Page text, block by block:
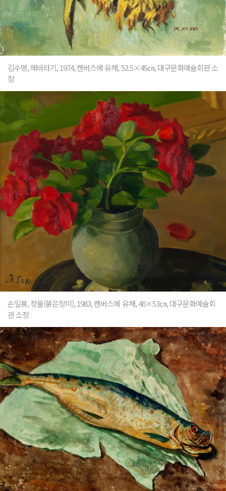
김수명, 해바라기, 1974, 캔버스에 유채, 52.5×45㎝, 대구문화예술회관 소
장
손일봉, 정물(붉은장미), 1983, 캔버스에 유채, 46×53㎝, 대구문화예술회
관 소장